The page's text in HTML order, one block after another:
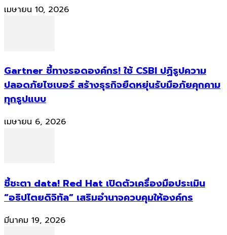
เมษายน 10, 2026
Gartner ชี้ทางรอดองค์กร! ใช้ CSBI ปฏิรูปความ
ปลอดภัยไซเบอร์ สร้างธุรกิจยืดหยุ่นรับมือภัยคุกคาม
ทุกรูปแบบ
เมษายน 6, 2026
ชี้ชะตา data! Red Hat เปิดตัวเครื่องมือประเมิน
“อธิปไตยดิจิทัล” เสริมอำนาจควบคุมให้องค์กร
มีนาคม 19, 2026